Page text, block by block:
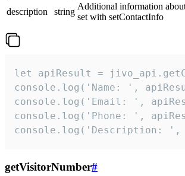
description
string
Additional information
set with setContactInfo
let apiResult =
console.log('Name: ',
console.log('Email: ',
console.log('Phone: ',
console.log('Description: ',
getVisitorNumber#